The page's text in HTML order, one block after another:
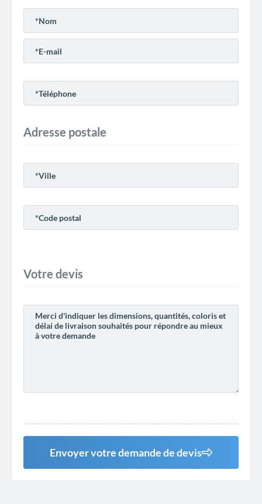
Adresse postale
Votre devis
Envoyer votre demande de devis